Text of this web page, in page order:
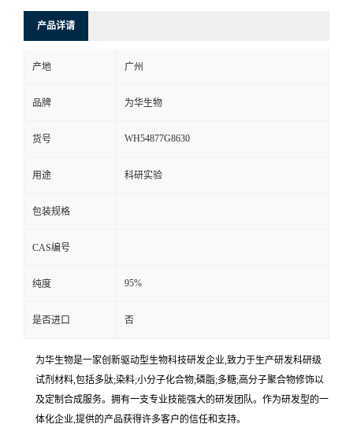
产品详请
产地 广州
品牌 为华生物
货号 WH54877G8630
用途 科研实验
包装规格
CAS编号
纯度 95%
是否进口 否
为华生物是一家创新驱动型生物科技研发企业,致力于生产研发科研级
试剂材料,包括多肽;染料;小分子化合物;磷脂;多糖;高分子聚合物修饰以
及定制合成服务。拥有一支专业技能强大的研发团队。作为研发型的一
体化企业,提供的产品获得许多客户的信任和支持。